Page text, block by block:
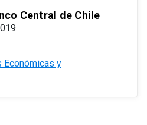
Central de Chile
Económicas y